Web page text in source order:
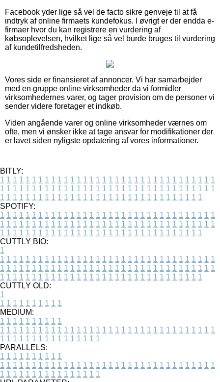
Facebook yder lige så vel de facto sikre genveje til at få
indtryk af online firmaets kundefokus. I øvrigt er der endda e-
firmaer hvor du kan registrere en vurdering af
købsoplevelsen, hvilket lige så vel burde bruges til vurdering
af kundetilfredsheden.
Vores side er finansieret af annoncer. Vi har samarbejder
med en gruppe online virksomheder da vi formidler
virksomhedernes varer, og tager provision om de personer vi
sender videre foretager et indkøb.
Viden angående varer og online virksomheder værnes om
ofte, men vi ønsker ikke at tage ansvar for modifikationer der
er lavet siden nyligste opdatering af vores informationer.
BITLY:
1 1 1 1 1 1 1 1 1 1 1 1 1 1 1 1 1 1 1 1 1 1 1 1 1 1 1 1 1 1 1 1 1 1
1 1 1 1 1 1 1 1 1 1 1 1 1 1 1 1 1 1 1 1 1 1 1 1 1 1 1 1 1 1 1 1 1 1
1 1 1 1 1 1 1 1 1 1 1 1 1 1 1 1 1 1 1 1 1 1 1 1 1 1 1 1 1 1 1 1
SPOTIFY:
1 1 1 1 1 1 1 1 1 1 1 1 1 1 1 1 1 1 1 1 1 1 1 1 1 1 1 1 1 1 1 1 1 1
1 1 1 1 1 1 1 1 1 1 1 1 1 1 1 1 1 1 1 1 1 1 1 1 1 1 1 1 1 1 1 1 1 1
1 1 1 1 1 1 1 1 1 1 1 1 1 1 1 1 1 1 1 1 1 1 1 1 1 1 1 1 1 1 1 1
CUTTLY BIO:
1
1 1 1 1 1 1 1 1 1 1 1 1 1 1 1 1 1 1 1 1 1 1 1 1 1 1 1 1 1 1 1 1 1 1
1 1 1 1 1 1 1 1 1 1 1 1 1 1 1 1 1 1 1 1 1 1 1 1 1 1 1 1 1 1 1 1 1 1
1 1 1 1 1 1 1 1 1 1 1 1 1 1 1 1 1 1 1 1 1 1 1 1 1 1 1 1 1 1 1 1
CUTTLY OLD:
1
1 1 1 1 1 1 1 1 1 1
MEDIUM:
1 1 1 1 1 1 1 1 1 1
1 1 1 1 1 1 1 1 1 1 1 1 1 1 1 1 1 1 1 1 1 1 1 1 1 1 1 1 1 1 1 1 1 1
1 1 1 1 1 1 1 1 1 1 1 1 1 1 1 1
PARALLELS:
1 1 1 1 1 1 1 1 1 1
1 1 1 1 1 1 1 1 1 1 1 1 1 1 1 1 1 1 1 1 1 1 1 1 1 1 1 1 1 1 1 1 1 1
1 1 1 1 1 1 1 1 1 1 1 1 1 1 1 1